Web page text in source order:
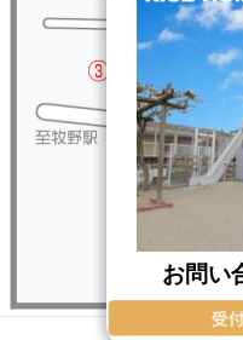
Copyright © RISE
お問い